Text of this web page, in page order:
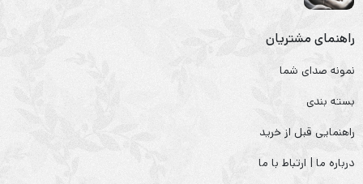
راهنمای مشتریان
نمونه صدای شما
بسته بندی
راهنمایی قبل از خرید
درباره ما | ارتباط با ما